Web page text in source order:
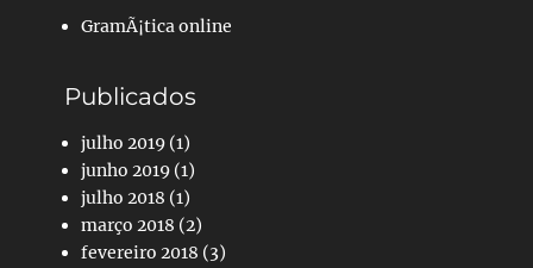
GramÃ¡tica online
Publicados
julho 2019 (1)
junho 2019 (1)
julho 2018 (1)
março 2018 (2)
fevereiro 2018 (3)